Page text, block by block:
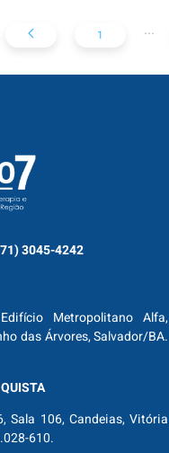
1 ...
3045-4242
Metropolitano Alfa,
das Árvores, Salvador/BA.
Sala 106, Candeias, Vitória
610.